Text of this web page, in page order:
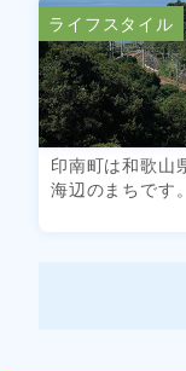
ライフスタイル
印南町は和歌山
海辺のまちです